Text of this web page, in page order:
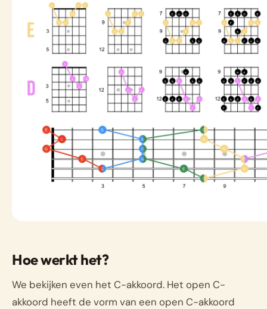
Hoe werkt het?
We bekijken even het C-akkoord. Het open C-
akkoord heeft de vorm van een open C-akkoord